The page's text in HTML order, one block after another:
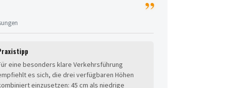
eine besonders klare Verkehrsführung
es sich, die drei verfügbaren Höhen
einzusetzen: 45 cm als niedrige